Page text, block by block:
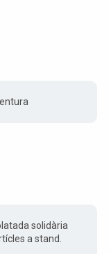
solidària
a stand.